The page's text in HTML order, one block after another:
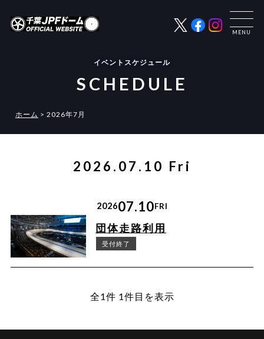
イベントスケジュール
SCHEDULE
ホーム > 2026年7月
2026.07.10 Fri
202607.10FRI
団体走路利用
受付終了
全1件 1件目を表示